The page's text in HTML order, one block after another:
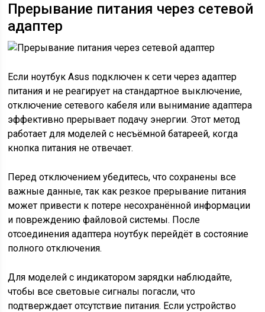
Прерывание питания через сетевой
адаптер
Если ноутбук Asus подключен к сети через адаптер
питания и не реагирует на стандартное выключение,
отключение сетевого кабеля или вынимание адаптера
эффективно прерывает подачу энергии. Этот метод
работает для моделей с несъёмной батареей, когда
кнопка питания не отвечает.
Перед отключением убедитесь, что сохранены все
важные данные, так как резкое прерывание питания
может привести к потере несохранённой информации
и повреждению файловой системы. После
отсоединения адаптера ноутбук перейдёт в состояние
полного отключения.
Для моделей с индикатором зарядки наблюдайте,
чтобы все световые сигналы погасли, что
подтверждает отсутствие питания. Если устройство